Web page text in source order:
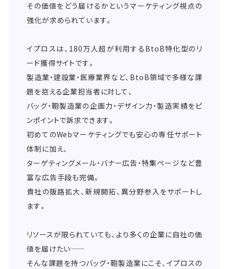
その価値をどう届けるかというマーケティング視点の
強化が求められています。
イプロスは、180万人超が利用するBtoB特化型のリ
ード獲得サイトです。
製造業・建設業・医療業界など、BtoB領域で多様な課
題を抱える企業担当者に対して、
バッグ・鞄製造業の企画力・デザイン力・製造実績をピ
ンポイントで訴求できます。
初めてのWebマーケティングでも安心の専任サポート
体制に加え、
ターゲティングメール・バナー広告・特集ページなど豊
富な広告手段も完備。
貴社の販路拡大、新規開拓、異分野参入をサポートし
ます。
リソースが限られていても、より多くの企業に自社の価
値を届けたい――
そんな課題を持つバッグ・鞄製造業にこそ、イプロスの